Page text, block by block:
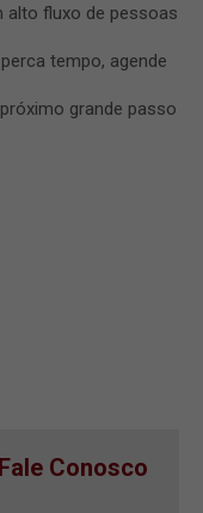
alto fluxo de pessoas
tempo, agende
grande passo
Conosco